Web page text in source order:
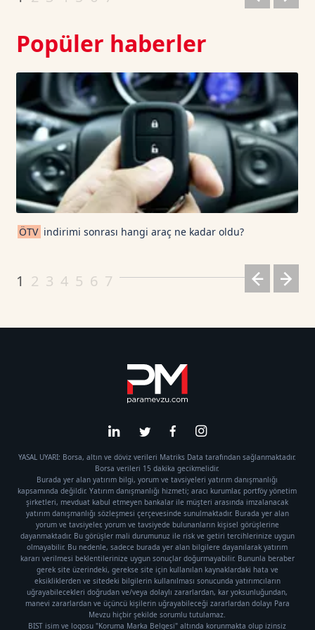
Popüler haberler
ÖTV indirimi sonrası hangi araç ne kadar oldu?
1 2 3 4 5 6 7
YASAL UYARI: Borsa, altın ve döviz verileri Matriks Data tarafından sağlanmaktadır.
Borsa verileri 15 dakika gecikmelidir.
Burada yer alan yatırım bilgi, yorum ve tavsiyeleri yatırım danışmanlığı
kapsamında değildir. Yatırım danışmanlığı hizmeti; aracı kurumlar, portföy yönetim
şirketleri, mevduat kabul etmeyen bankalar ile müşteri arasında imzalanacak
yatırım danışmanlığı sözleşmesi çerçevesinde sunulmaktadır. Burada yer alan
yorum ve tavsiyeler, yorum ve tavsiyede bulunanların kişisel görüşlerine
dayanmaktadır. Bu görüşler mali durumunuz ile risk ve getiri tercihlerinize uygun
olmayabilir. Bu nedenle, sadece burada yer alan bilgilere dayanılarak yatırım
kararı verilmesi beklentilerinize uygun sonuçlar doğurmayabilir. Bununla beraber
gerek site üzerindeki, gerekse site için kullanılan kaynaklardaki hata ve
eksikliklerden ve sitedeki bilgilerin kullanılması sonucunda yatırımcıların
uğrayabilecekleri doğrudan ve/veya dolaylı zararlardan, kar yoksunluğundan,
manevi zararlardan ve üçüncü kişilerin uğrayabileceği zararlardan dolayı Para
Mevzu hiçbir şekilde sorumlu tutulamaz.
BIST isim ve logosu "Koruma Marka Belgesi" altında korunmakta olup izinsiz